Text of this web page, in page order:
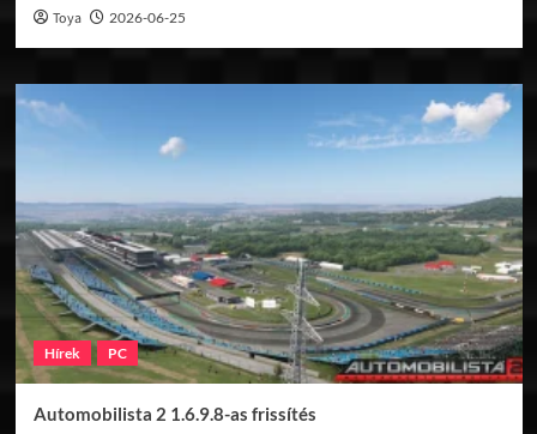
Toya 2026-06-25
Hírek PC
Automobilista 2 1.6.9.8-as frissítés